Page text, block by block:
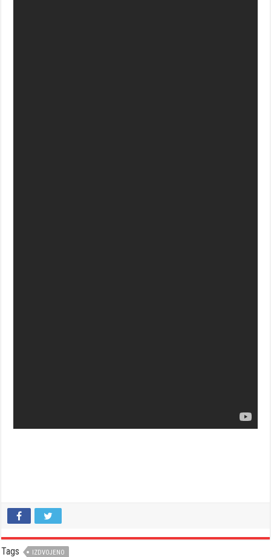
Tags IZDVOJENO